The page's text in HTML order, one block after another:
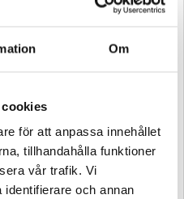
Om
för att anpassa innehållet
tillhandahålla funktioner
vår trafik. Vi
och annan
hand, kan vi göra det åt dig. Våra
Skal & Tillbehör,Samsung